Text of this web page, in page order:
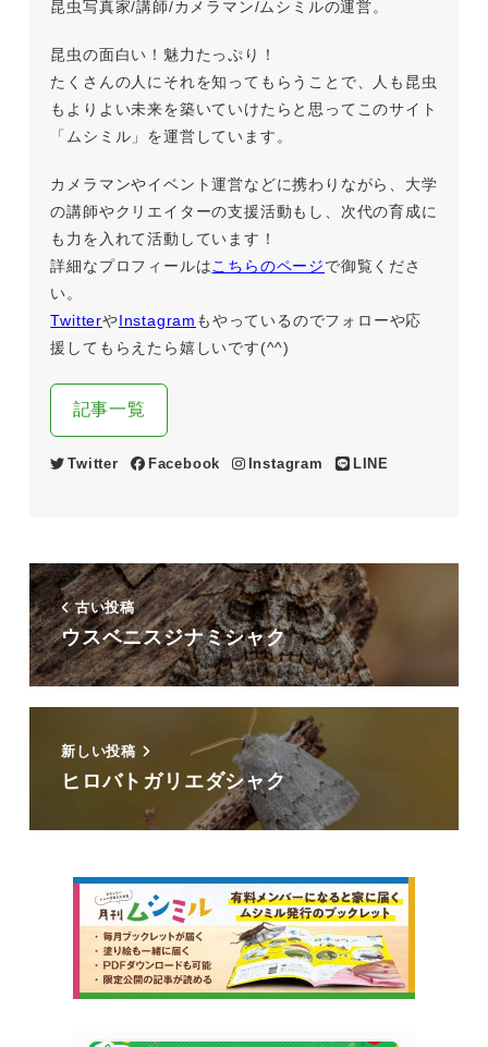
昆虫写真家/講師/カメラマン/ムシミルの運営。
昆虫の面白い！魅力たっぷり！
たくさんの人にそれを知ってもらうことで、人も昆虫
もよりよい未来を築いていけたらと思ってこのサイト
「ムシミル」を運営しています。
カメラマンやイベント運営などに携わりながら、大学
の講師やクリエイターの支援活動もし、次代の育成に
も力を入れて活動しています！
詳細なプロフィールはこちらのページで御覧くださ
い。
TwitterやInstagram もやっているのでフォローや応
援してもらえたら嬉しいです(^^)
記事一覧
Twitter Facebook Instagram LINE
古い投稿
ウスベニスジナミシャク
新しい投稿
ヒロバトガリエダシャク